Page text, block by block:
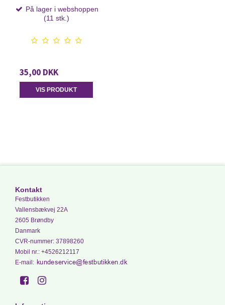
På lager i webshoppen
(11 stk.)
35,00 DKK
VIS PRODUKT
Kontakt
Festbutikken
Vallensbækvej 22A
2605 Brøndby
Danmark
CVR-nummer: 37898260
Mobil nr. : +4526212117
E-mail: